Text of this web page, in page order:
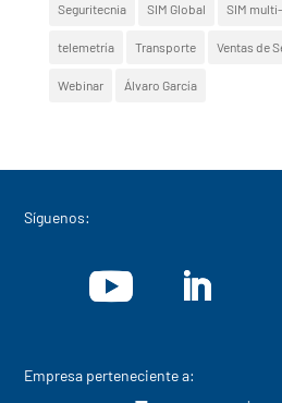
Seguritecnia SIM Global SIM
telemetría Transporte Ventas de
Webinar Álvaro García
Síguenos:
Empresa perteneciente a: